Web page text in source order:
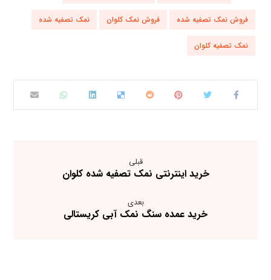
فروش نمک تصفیه شده فروش نمک کلوان نمک تصفیه شده
نمک تصفیه کلوان
قبلی
خرید اینترنتی نمک تصفیه شده کلوان
بعدی
خرید عمده سنگ نمک آبی کریستالی